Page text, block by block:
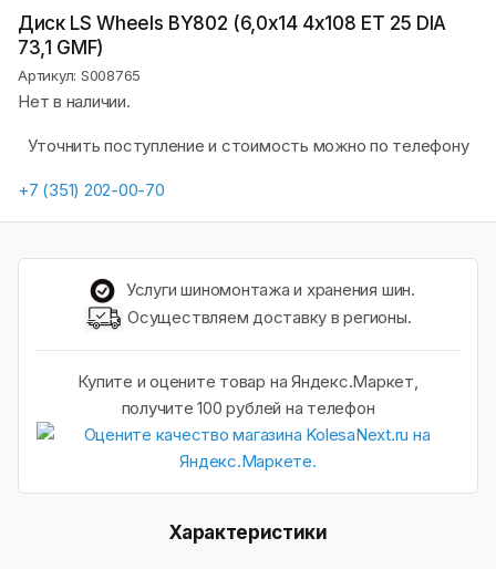
Диск LS Wheels BY802 (6,0х14 4x108 ET 25 DIA
73,1 GMF)
Артикул: S008765
Нет в наличии.
Уточнить поступление и стоимость можно по телефону
+7 (351) 202-00-70
Услуги шиномонтажа и хранения шин.
Осуществляем доставку в регионы.
Купите и оцените товар на Яндекс.Маркет,
получите 100 рублей на телефон
Характеристики